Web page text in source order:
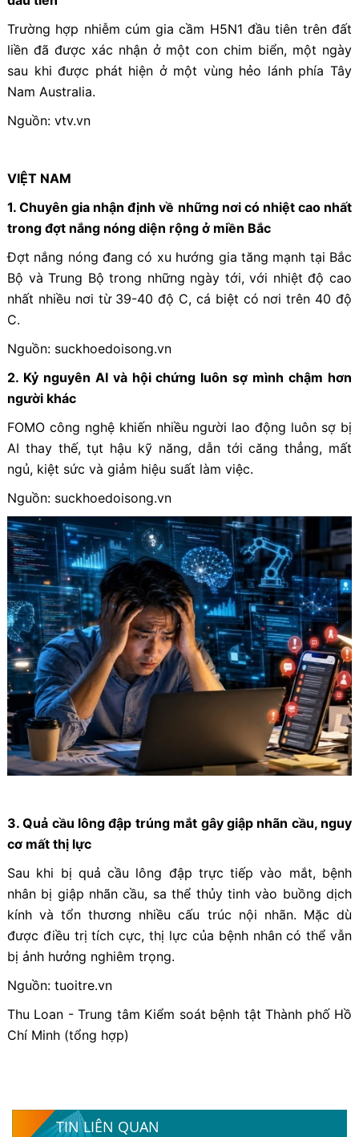
Trường hợp nhiễm cúm gia cầm H5N1 đầu tiên trên đất
liền đã được xác nhận ở một con chim biển, một ngày
sau khi được phát hiện ở một vùng hẻo lánh phía Tây
Nam Australia.
Nguồn: vtv.vn
VIỆT NAM
1. Chuyên gia nhận định về những nơi có nhiệt cao nhất
trong đợt nắng nóng diện rộng ở miền Bắc
Đợt nắng nóng đang có xu hướng gia tăng mạnh tại Bắc
Bộ và Trung Bộ trong những ngày tới, với nhiệt độ cao
nhất nhiều nơi từ 39-40 độ C, cá biệt có nơi trên 40 độ
C.
Nguồn: suckhoedoisong.vn
2. Kỷ nguyên AI và hội chứng luôn sợ mình chậm hơn
người khác
FOMO công nghệ khiến nhiều người lao động luôn sợ bị
AI thay thế, tụt hậu kỹ năng, dẫn tới căng thẳng, mất
ngủ, kiệt sức và giảm hiệu suất làm việc.
Nguồn: suckhoedoisong.vn
3. Quả cầu lông đập trúng mắt gây giập nhãn cầu, nguy
cơ mất thị lực
Sau khi bị quả cầu lông đập trực tiếp vào mắt, bệnh
nhân bị giập nhãn cầu, sa thể thủy tinh vào buồng dịch
kính và tổn thương nhiều cấu trúc nội nhãn. Mặc dù
được điều trị tích cực, thị lực của bệnh nhân có thể vẫn
bị ảnh hưởng nghiêm trọng.
Nguồn: tuoitre.vn
Thu Loan - Trung tâm Kiểm soát bệnh tật Thành phố Hồ
Chí Minh (tổng hợp)
TIN LIÊN QUAN